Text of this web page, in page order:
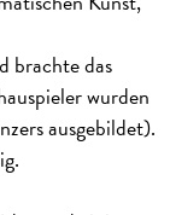
brachte das
wurden
ausgebildet).